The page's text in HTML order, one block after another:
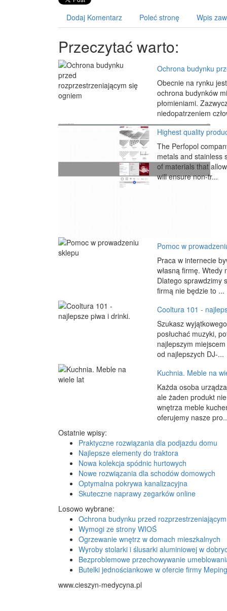
Dodaj Komentarz Poleć stronę Wpis
Przeczytać warto:
Ochrona budynku
Obecnie na rynku
ochrona budynków
płomieniami.
niedopatrzeniem
Highest quality
The Perfopol
metals and stainless
of materials that
will ensure non-tr...
Pomoc w
Praca w internecie
własną firmę. Wtedy
Dlatego sprawdzimy
firmą nie będzie to ...
Cooltura 101 -
Szukasz
posłuchać muzyki,
najlepszym
od najlepszych DJ-...
Kuchnia. Meble na
Każda osoba
ale żaden produkt
wnętrza meble
oferujemy nasze
Ostatnie wpisy:
Praktyczne rozwiązania dla podjazdu domu
Najlepsze elementy do traktora
Nowa kolekcja spódnic hurtowych
Nowe rozwiązania dla schodów domowych
Optymalna pokrywa kanalizacyjna
Skuteczne naprawy zegarków online
Losowo wybrane:
Ochrona budynku przed
Wymogi ze strony WIOŚ
Ogrzewanie wnętrz w domach mieszkalnych
Wyroby stolarki i ślusarki aluminiowej w
Bezproblemowe przechowywanie
Butelki jednościankowe w ofercie firmy Meping
www.cieszyn-medycyna.pl